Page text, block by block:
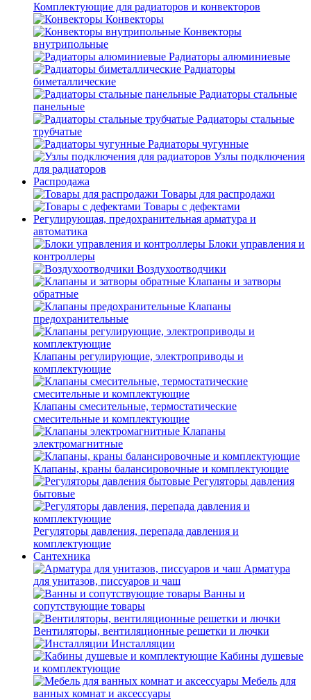
Комплектующие для радиаторов и конвекторов
Конвекторы
Конвекторы
внутрипольные
Радиаторы алюминиевые
Радиаторы
биметаллические
Радиаторы стальные
панельные
Радиаторы стальные
трубчатые
Радиаторы чугунные
Узлы подключения
для радиаторов
Распродажа
Товары для распродажи
Товары с дефектами
Регулирующая, предохранительная арматура и
автоматика
Блоки управления и
контроллеры
Воздухоотводчики
Клапаны и затворы
обратные
Клапаны
предохранительные
Клапаны регулирующие, электроприводы и
комплектующие
Клапаны смесительные, термостатические
смесительные и комплектующие
Клапаны
электромагнитные
Клапаны, краны балансировочные и комплектующие
Регуляторы давления
бытовые
Регуляторы давления, перепада давления и
комплектующие
Сантехника
Арматура
для унитазов, писсуаров и чаш
Ванны и
сопутствующие товары
Вентиляторы, вентиляционные решетки и лючки
Инсталляции
Кабины душевые
и комплектующие
Мебель для
ванных комнат и аксессуары